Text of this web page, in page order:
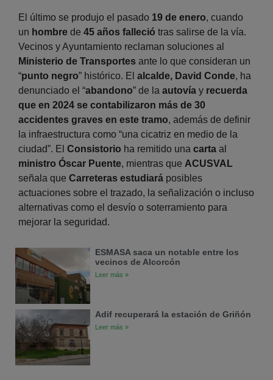
El último se produjo el pasado 19 de enero, cuando
un hombre de 45 años falleció tras salirse de la vía.
Vecinos y Ayuntamiento reclaman soluciones al
Ministerio de Transportes ante lo que consideran un
“punto negro” histórico. El alcalde, David Conde, ha
denunciado el “abandono” de la autovía y recuerda
que en 2024 se contabilizaron más de 30
accidentes graves en este tramo, además de definir
la infraestructura como “una cicatriz en medio de la
ciudad”. El Consistorio ha remitido una carta al
ministro Óscar Puente, mientras que ACUSVAL
señala que Carreteras estudiará posibles
actuaciones sobre el trazado, la señalización o incluso
alternativas como el desvío o soterramiento para
mejorar la seguridad.
ESMASA saca un notable entre los
vecinos de Alcorcón
Leer más »
Adif recuperará la estación de Griñón
Leer más »